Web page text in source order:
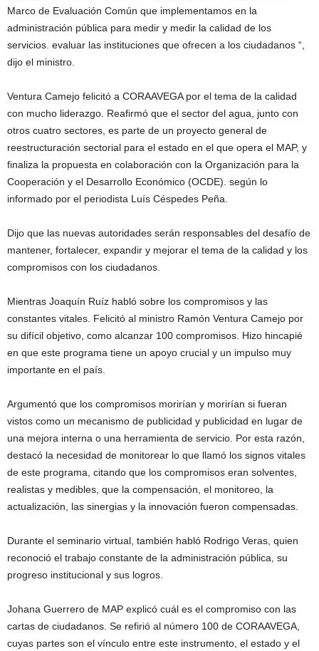
Marco de Evaluación Común que implementamos en la
administración pública para medir y medir la calidad de los
servicios. evaluar las instituciones que ofrecen a los ciudadanos “,
dijo el ministro.
Ventura Camejo felicitó a CORAAVEGA por el tema de la calidad
con mucho liderazgo. Reafirmó que el sector del agua, junto con
otros cuatro sectores, es parte de un proyecto general de
reestructuración sectorial para el estado en el que opera el MAP, y
finaliza la propuesta en colaboración con la Organización para la
Cooperación y el Desarrollo Económico (OCDE). según lo
informado por el periodista Luís Céspedes Peña.
Dijo que las nuevas autoridades serán responsables del desafío de
mantener, fortalecer, expandir y mejorar el tema de la calidad y los
compromisos con los ciudadanos.
Mientras Joaquín Ruíz habló sobre los compromisos y las
constantes vitales. Felicitó al ministro Ramón Ventura Camejo por
su difícil objetivo, como alcanzar 100 compromisos. Hizo hincapié
en que este programa tiene un apoyo crucial y un impulso muy
importante en el país.
Argumentó que los compromisos morirían y morirían si fueran
vistos como un mecanismo de publicidad y publicidad en lugar de
una mejora interna o una herramienta de servicio. Por esta razón,
destacó la necesidad de monitorear lo que llamó los signos vitales
de este programa, citando que los compromisos eran solventes,
realistas y medibles, que la compensación, el monitoreo, la
actualización, las sinergias y la innovación fueron compensadas.
Durante el seminario virtual, también habló Rodrigo Veras, quien
reconoció el trabajo constante de la administración pública, su
progreso institucional y sus logros.
Johana Guerrero de MAP explicó cuál es el compromiso con las
cartas de ciudadanos. Se refirió al número 100 de CORAAVEGA,
cuyas partes son el vínculo entre este instrumento, el estado y el